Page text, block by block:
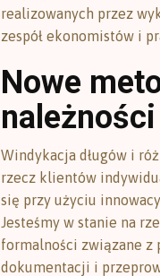
realizowanych przez
zespół ekonomistów i
Nowe
należności
Windykacja długów i
rzecz klientów
się przy użyciu
Jesteśmy w stanie na
formalności związane z
dokumentacji i